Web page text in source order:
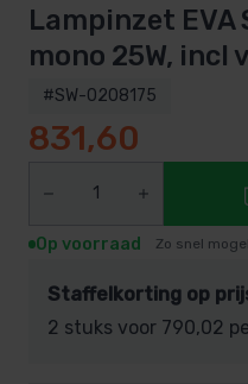
Lampinzet EVA
mono 25W, incl
#SW-0208175
831,60
Op voorraad Zo snel
Staffelkorting op
2 stuks voor 790,02